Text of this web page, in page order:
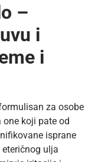
–
i
i
za osobe
koji pate od
isprane
ulja